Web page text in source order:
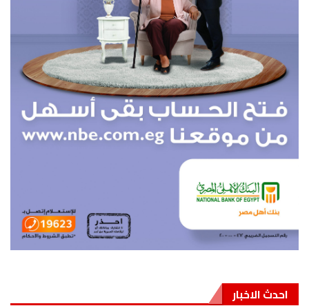
احدث الاخبار